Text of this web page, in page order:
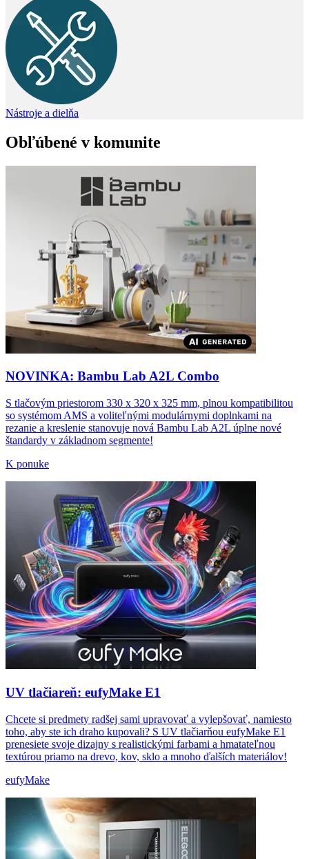
Nástroje a dielňa
Obľúbené v komunite
NOVINKA: Bambu Lab A2L Combo
S tlačovým priestorom 330 x 320 x 325 mm, plnou kompatibilitou
so systémom AMS a voliteľnými modulárnymi doplnkami na
rezanie a kreslenie stanovuje nová Bambu Lab A2L úplne nové
štandardy v základnom segmente!
K ponuke
UV tlačiareň: eufyMake E1
Chcete si predmety radšej sami upravovať a vylepšovať, namiesto
toho, aby ste ich draho kupovali? S UV tlačiarňou eufyMake E1
prenesiete svoje dizajny s realistickými farbami a hmatateľnou
textúrou priamo na drevo, kov, sklo a mnoho ďalších materiálov!
eufyMake